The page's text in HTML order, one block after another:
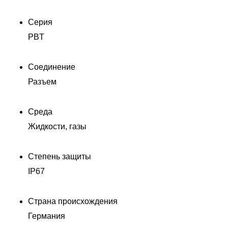
Серия
PBT
Соединение
Разъем
Среда
Жидкости, газы
Степень защиты
IP67
Страна происхождения
Германия